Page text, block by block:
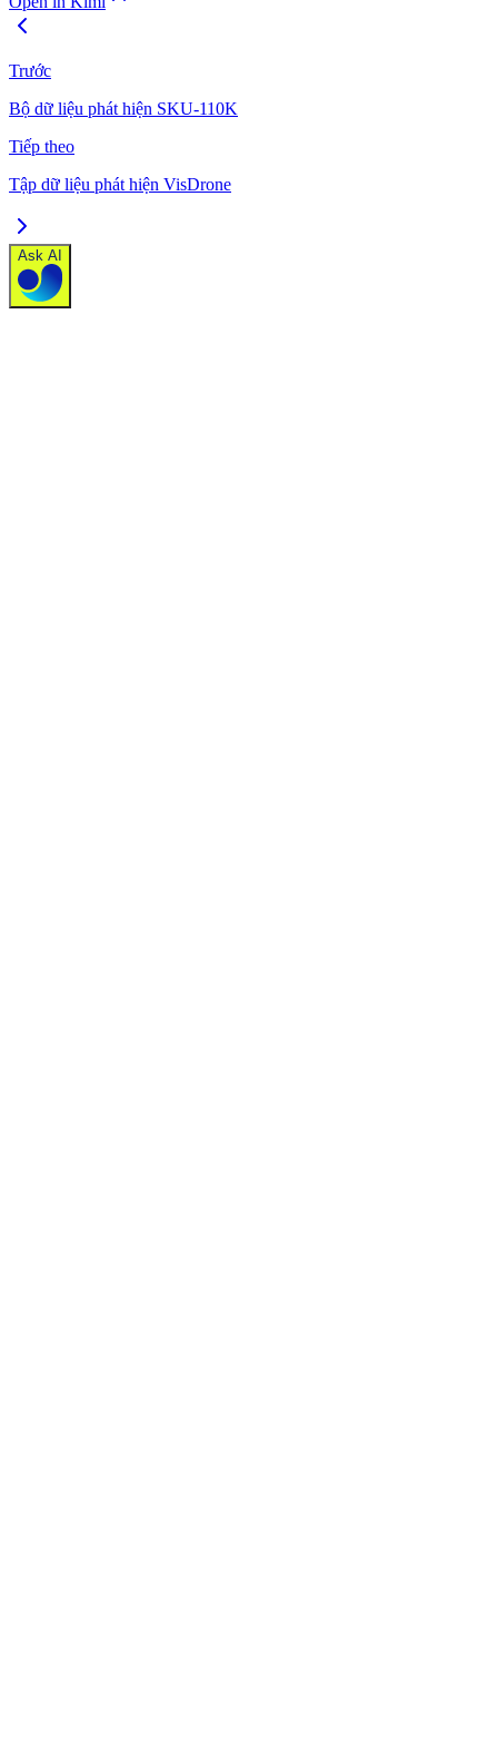
Trước
Bộ dữ liệu phát hiện SKU-110K
Tiếp theo
Tập dữ liệu phát hiện VisDrone
Ask AI